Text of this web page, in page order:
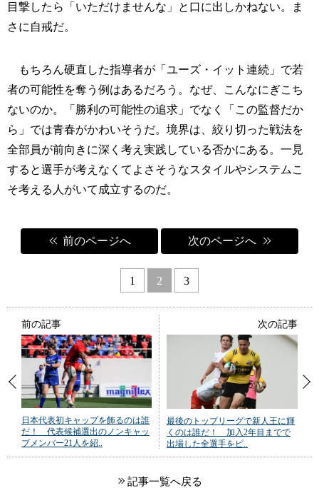
目撃したら「いただけませんな」と口に出しかねない。ま
さに自戒だ。
もちろん硬直した指導者が「ユーズ・イット連続」で若
者の可能性を奪う例はあるだろう。なぜ、こんなにぎこち
ないのか。「勝利の可能性の追求」でなく「この監督だか
ら」では青春がかわいそうだ。境界は、絞り切った戦法を
全部員が前向きに深く考え実践している否かにある。一見
すると選手が考えなくてよさそうなスタイルやシステムこ
そ考える人がいて成立するのだ。
前のページへ 次のページへ
1 2 3
前の記事
日本代表初キャップを飾るのは誰
だ！ 代表候補選出のノンキャッ
プメンバー21人を紹..
次の記事
最後のトップリーグで新人王に輝
くのは誰だ！ 加入2年目までで
出場した全選手をピ..
記事一覧へ戻る